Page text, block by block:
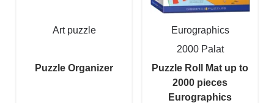
Art puzzle
Puzzle Organizer
Eurographics
2000 Palat
Puzzle Roll Mat up to
2000 pieces
Eurographics